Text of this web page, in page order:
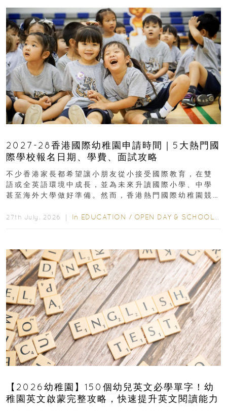
2027-28香港國際幼稚園申請時間｜5大熱門國
際學校報名日期、學費、面試攻略
不少香港家長都希望讓小朋友從小接受國際教育，在雙
語或全英語環境中成長，並為未來升讀國際小學、中學
甚至海外大學做好準備。然而，香港熱門國際幼稚園競
27th July, 2026 ｜ In EDUCATION / OPEN DAY & SCHOOL EVENTS
【2026幼稚園】150個幼兒英文必學單字！幼
稚園英文啟蒙完整攻略，快速提升英文閱讀能力